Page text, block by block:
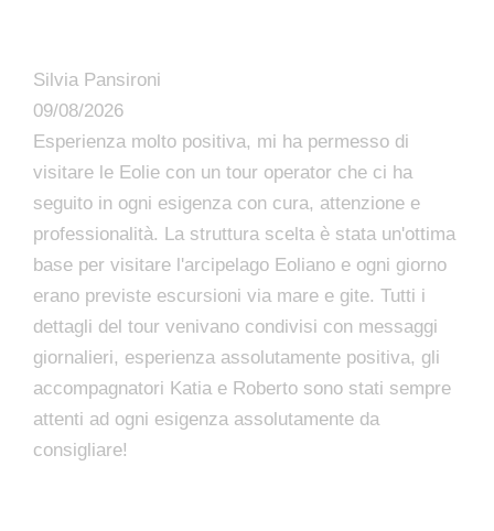
Silvia Pansironi
09/08/2026
Esperienza molto positiva, mi ha permesso di
visitare le Eolie con un tour operator che ci ha
seguito in ogni esigenza con cura, attenzione e
professionalità. La struttura scelta è stata un'ottima
base per visitare l'arcipelago Eoliano e ogni giorno
erano previste escursioni via mare e gite. Tutti i
dettagli del tour venivano condivisi con messaggi
giornalieri, esperienza assolutamente positiva, gli
accompagnatori Katia e Roberto sono stati sempre
attenti ad ogni esigenza assolutamente da
consigliare!